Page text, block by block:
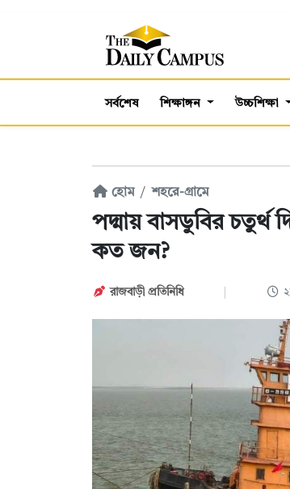
সর্বশেষ শিক্ষাঙ্গন উচ্চশিক্ষা
হোম শহরে-গ্রামে
পদ্মায় বাসডুবির
কত জন?
রাজবাড়ী প্রতিনিধি